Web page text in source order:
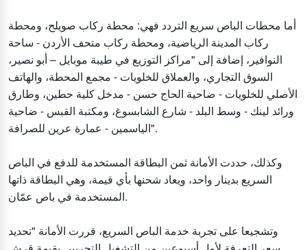
أما محطات الباص سريع التردد فهي: محطة ركاب صويلح، ومحطة
ركاب المدينة الرياضية، ومحطة ركاب متحف الأردن - ساحة
النوافير، إضافة إلى "مراكز التوزيع في طيبة موبايل – أبو نصير،
السوق التجاري، والعملاق للخلويات - مجمع المحطة، والهاتف
الأصلي للخلويات - ضاحية الحاج حسن - مدخل كلية حطين، وطارق
ورائد لينك - وسط البلد - شارع الشابسوغ، ومكتبة القبس - ضاحية
الياسمين - عمارة عرين للصرافة".
وكذلك، حددت الأمانة ثمن البطاقة المستخدمة للدفع في الباص
السريع بدينار واحد، ويعاد شحنها بأي قيمة، وهي البطاقة ذاتها
المستخدمة في باص عمّان.
وتشجيعا على تجربة خدمة الباص السريع، قررت الأمانة "تحديد